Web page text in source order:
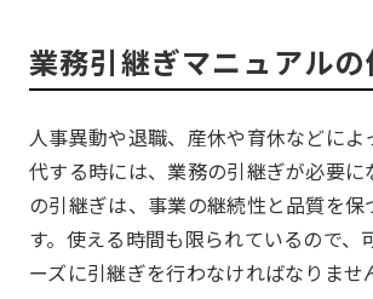
業務引継ぎマニュアルの
人事異動や退職、産休や育休などによ
代する時には、業務の引継ぎが必要に
の引継ぎは、事業の継続性と品質を保
す。使える時間も限られているので、
ーズに引継ぎを行わなければなりませ